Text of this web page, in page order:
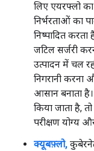
लिए एयरफ्लो का
निर्भरताओं का
निष्पादित
जटिल सर्जरी
उत्पादन में चल
निगरानी
आसान बनाता
किया जाता है,
परीक्षण योग्य
क्यूबफ़्लो,